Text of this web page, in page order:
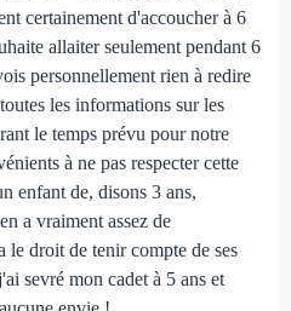
certainement d'accoucher à 6
allaiter seulement pendant 6
personnellement rien à redire
les informations sur les
le temps prévu pour notre
à ne pas respecter cette
enfant de, disons 3 ans,
a vraiment assez de
le droit de tenir compte de ses
sevré mon cadet à 5 ans et